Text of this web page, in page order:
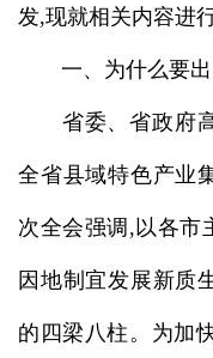
发,现就相关内容进
一、为什么要出
省委、省政府高
全省县域特色产业
次全会强调,以各市
因地制宜发展新质
的四梁八柱。为加